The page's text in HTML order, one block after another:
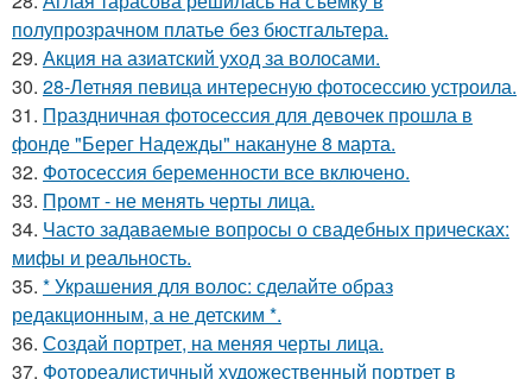
полупрозрачном платье без бюстгальтера.
29. Акция на азиатский уход за волосами.
30. 28-Летняя певица интересную фотосессию устроила.
31. Праздничная фотосессия для девочек прошла в
фонде "Берег Надежды" накануне 8 марта.
32. Фотосессия беременности все включено.
33. Промт - не менять черты лица.
34. Часто задаваемые вопросы о свадебных прическах:
мифы и реальность.
35. * Украшения для волос: сделайте образ
редакционным, а не детским *.
36. Создай портрет, на меняя черты лица.
37. Фотореалистичный художественный портрет в